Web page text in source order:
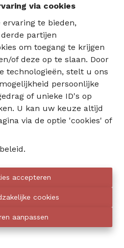
via cookies
te bieden,
partijen
om toegang te krijgen
of deze op te slaan. Door
technologieën, stelt u ons
persoonlijke
of unieke ID's op
U kan uw keuze altijd
via de optie 'cookies' of
.
accepteren
cookies
aanpassen
18 38
chasseurs